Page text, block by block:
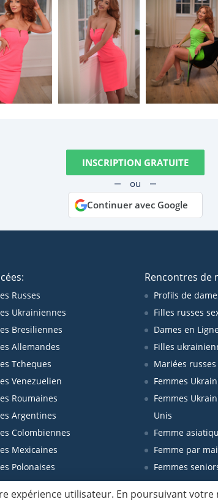
INSCRIPTION GRATUITE
ou
Continuer avec Google
Russes
Ukrainiennes
Bresiliennes
Allemandes
Tcheques
Venezuelien
Roumaines
Argentines
Colombiennes
Mexicaines
Polonaises
Rencontres de
Profils de
Filles russes
Dames en
Filles
Mariées
Femmes
Femmes
Unis
Femme
Femme par
Femmes
expérience utilisateur. En poursuivant votre